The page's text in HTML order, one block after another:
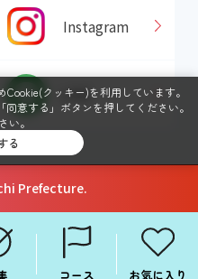
Instagram
LINE
Prefecture.
コース お気に入り
クッキー)を利用しています。
意する」ボタンを押してください。
い。
る